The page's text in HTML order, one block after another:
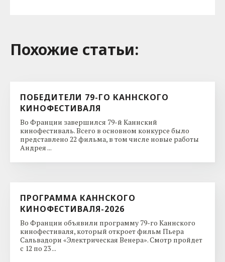
Похожие cтатьи:
ПОБЕДИТЕЛИ 79-ГО КАННСКОГО
КИНОФЕСТИВАЛЯ
Во Франции завершился 79-й Каннский
кинофестиваль. Всего в основном конкурсе было
представлено 22 фильма, в том числе новые работы
Андрея ...
ПРОГРАММА КАННСКОГО
КИНОФЕСТИВАЛЯ-2026
Во Франции объявили программу 79-го Каннского
кинофестиваля, который откроет фильм Пьера
Сальвадори «Электрическая Венера». Смотр пройдет
с 12 по 23 ...